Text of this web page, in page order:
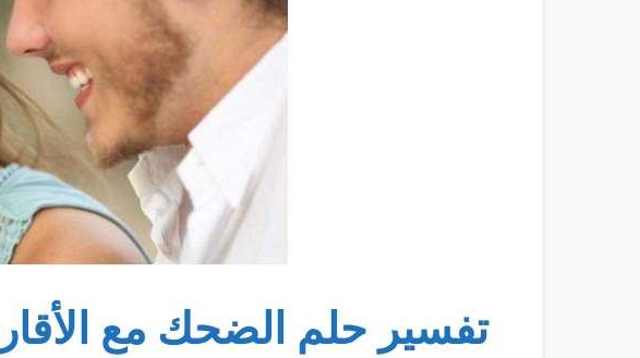
تفسير حلم الضحك مع